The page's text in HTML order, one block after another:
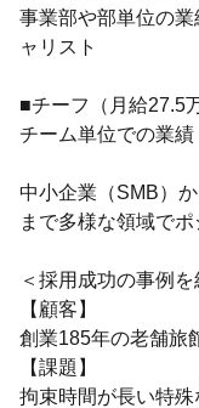
事業部や部単位の
ャリスト
■チーフ（月給27.5
チーム単位での業
中小企業（SMB）
まで多様な領域でポ
＜採用成功の事例
【顧客】
創業185年の老舗旅
【課題】
拘束時間が長い特殊